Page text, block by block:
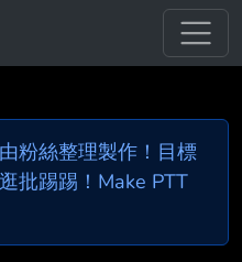
粉絲整理製作！目標
批踢踢！Make PTT